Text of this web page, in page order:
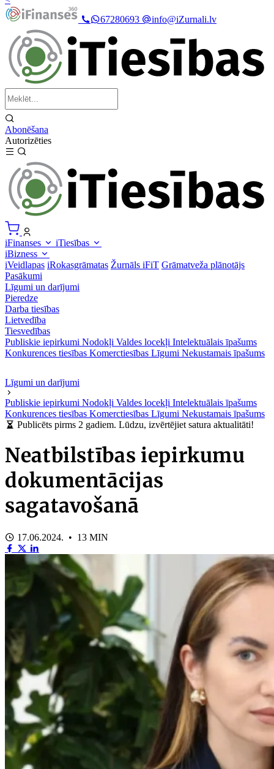
67280693
info@iZurnali.lv
Abonēšana
Autorizēties
iFinanses
iTiesības
iBizness
iVeidlapas iRokasgrāmatas Žurnāls iFiT Grāmatveža plānotājs
Pasākumi
Līgumi un darījumi
Pieredze
Darba tiesības
Lietvedība
Tiesvedības
Publiskie iepirkumi Nodokļi Valdes locekļi Intelektuālais īpašums
Konkurences tiesības Komerctiesības Līgumi Nekustamais īpašums
Līgumi un darījumi
Publiskie iepirkumi Nodokļi Valdes locekļi Intelektuālais īpašums
Konkurences tiesības Komerctiesības Līgumi Nekustamais īpašums
Publicēts pirms 2 gadiem. Lūdzu, izvērtējiet satura aktualitāti!
Neatbilstības iepirkumu
dokumentācijas
sagatavošanā
17.06.2024. • 13 MIN